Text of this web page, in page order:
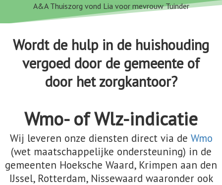
A&A Thuiszorg vond Lia voor mevrouw Tuinder
Wordt de hulp in de huishouding
vergoed door de gemeente of
door het zorgkantoor?
Wmo- of Wlz-indicatie
Wij leveren onze diensten direct via de Wmo
(wet maatschappelijke ondersteuning) in de
gemeenten Hoeksche Waard, Krimpen aan den
IJssel, Rotterdam, Nissewaard waaronder ook